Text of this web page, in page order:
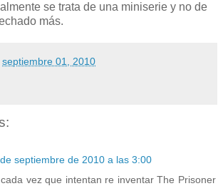
se trata de una miniserie y no de
más.
septiembre 01, 2010
septiembre de 2010 a las 3:00
vez que intentan re inventar The Prisoner